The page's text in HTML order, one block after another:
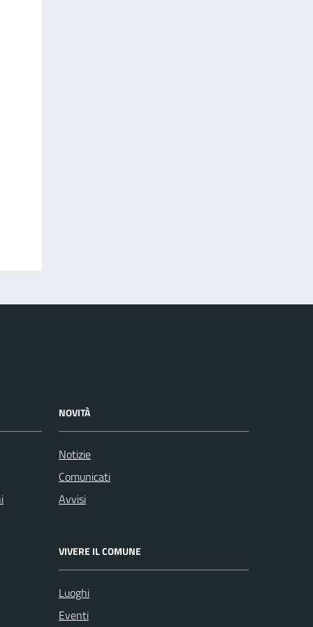
NOVITÀ
Notizie
Comunicati
Avvisi
VIVERE IL COMUNE
Luoghi
Eventi